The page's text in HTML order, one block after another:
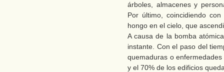
árboles, almacenes y
Por último, coincidiendo
hongo en el cielo, que
A causa de la bomba
instante. Con el paso del
quemaduras o
y el 70% de los edificios